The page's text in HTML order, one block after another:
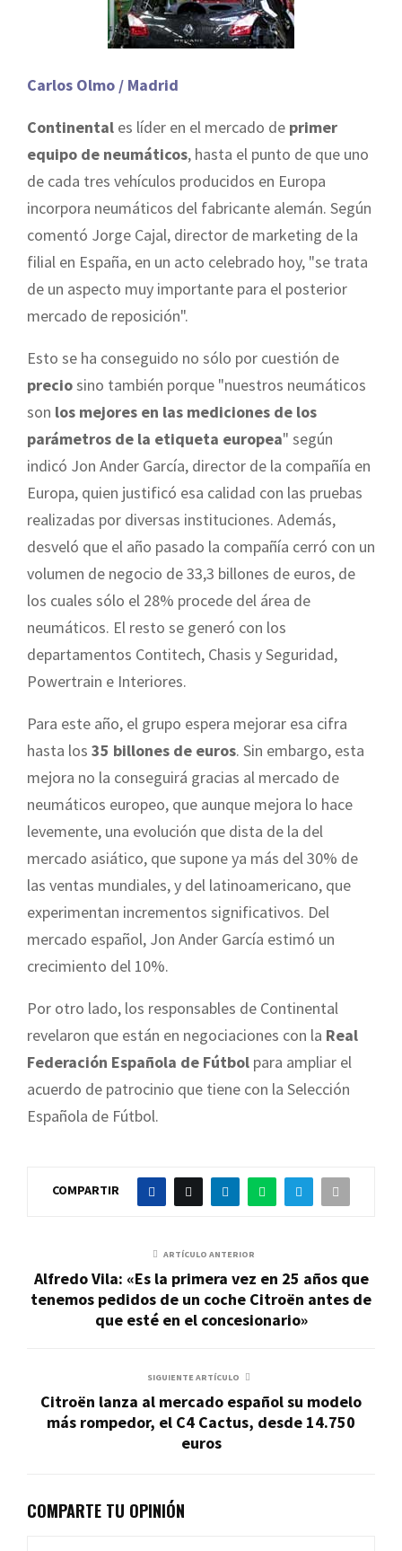
Carlos Olmo / Madrid
Continental es líder en el mercado de primer
equipo de neumáticos, hasta el punto de que uno
de cada tres vehículos producidos en Europa
incorpora neumáticos del fabricante alemán. Según
comentó Jorge Cajal, director de marketing de la
filial en España, en un acto celebrado hoy, "se trata
de un aspecto muy importante para el posterior
mercado de reposición".
Esto se ha conseguido no sólo por cuestión de
preciosino también porque "nuestros neumáticos
son los mejores en las mediciones de los
parámetros de la etiqueta europea" según
indicó Jon Ander García, director de la compañía en
Europa, quien justificó esa calidad con las pruebas
realizadas por diversas instituciones. Además,
desveló que el año pasado la compañía cerró con un
volumen de negocio de 33,3 billones de euros, de
los cuales sólo el 28% procede del área de
neumáticos. El resto se generó con los
departamentos Contitech, Chasis y Seguridad,
Powertrain e Interiores.
Para este año, el grupo espera mejorar esa cifra
hasta los 35 billones de euros. Sin embargo, esta
mejora no la conseguirá gracias al mercado de
neumáticos europeo, que aunque mejora lo hace
levemente, una evolución que dista de la del
mercado asiático, que supone ya más del 30% de
las ventas mundiales, y del latinoamericano, que
experimentan incrementos significativos. Del
mercado español, Jon Ander García estimó un
crecimiento del 10%.
Por otro lado, los responsables de Continental
revelaron que están en negociaciones con la Real
Federación Española de Fútbol para ampliar el
acuerdo de patrocinio que tiene con la Selección
Española de Fútbol.
COMPARTIR
ARTÍCULO ANTERIOR
Alfredo Vila: «Es la primera vez en 25 años que
tenemos pedidos de un coche Citroën antes de
que esté en el concesionario»
SIGUIENTE ARTÍCULO
Citroën lanza al mercado español su modelo
más rompedor, el C4 Cactus, desde 14.750
euros
COMPARTE TU OPINIÓN